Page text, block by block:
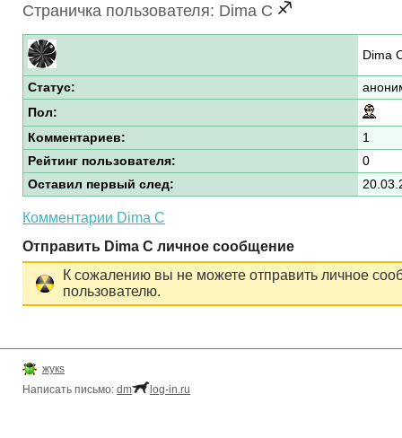
Страничка пользователя: Dima C
Dima
Статус:
Пол:
Комментариев:
1
Рейтинг пользователя:
0
Оставил первый след:
Комментарии Dima C
Отправить Dima C личное сообщение
К сожалению вы не можете отправить личное
пользователю.
жукs
Написать письмо: dm log-in.ru